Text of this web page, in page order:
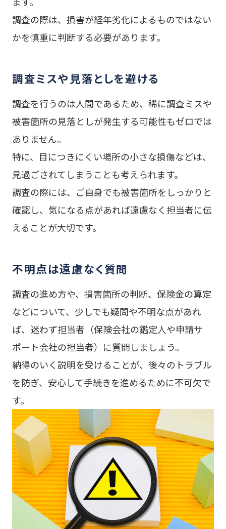
調査の際は、損害が経年劣化によるものではない
かを慎重に判断する必要があります。
調査ミスや見落としを避ける
調査を行うのは人間であるため、稀に調査ミスや
被害箇所の見落としが発生する可能性もゼロでは
ありません。
特に、目につきにくい場所の小さな損傷などは、
見過ごされてしまうことも考えられます。
調査の際には、ご自身でも被害箇所をしっかりと
確認し、気になる点があれば遠慮なく担当者に伝
えることが大切です。
不明点は遠慮なく質問
調査の進め方や、損害箇所の判断、保険金の算定
などについて、少しでも疑問や不明な点があれ
ば、迷わず担当者（保険会社の鑑定人や申請サ
ポート会社の担当者）に質問しましょう。
納得のいく説明を受けることが、後々のトラブル
を防ぎ、安心して手続きを進めるために不可欠で
す。